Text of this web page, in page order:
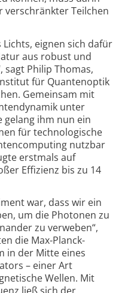
verschränkter Teilchen
Lichts, eignen sich dafür
aus robust und
sagt Philip Thomas,
für Quanten­optik
Gemeinsam mit
unter
gelang ihm nun ein
für technologische
nutzbar
erstmals auf
Effizienz bis zu 14
war, dass wir ein
um die Photonen zu
zu verweben“,
die Max-Planck-
in der Mitte eines
– einer Art
Wellen. Mit